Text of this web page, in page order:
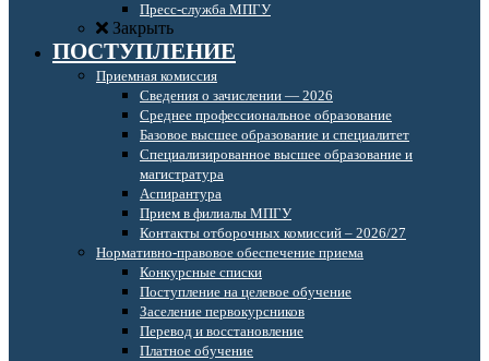
Пресс-служба МПГУ
Закрыть
ПОСТУПЛЕНИЕ
Приемная комиссия
Сведения о зачислении — 2026
Среднее профессиональное образование
Базовое высшее образование и специалитет
Специализированное высшее образование и
магистратура
Аспирантура
Прием в филиалы МПГУ
Контакты отборочных комиссий – 2026/27
Нормативно-правовое обеспечение приема
Конкурсные списки
Поступление на целевое обучение
Заселение первокурсников
Перевод и восстановление
Платное обучение